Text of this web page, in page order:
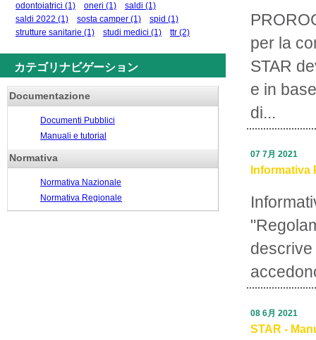
odontoiatrici (1) oneri (1) saldi (1)
saldi 2022 (1) sosta camper (1) spid (1)
strutture sanitarie (1) studi medici (1) ttr (2)
カテゴリナビゲーション
Documentazione
Documenti Pubblici
Manuali e tutorial
Normativa
Normativa Nazionale
Normativa Regionale
per la
STAR
e in
di...
Informativa
07 7月 2021
STAR -
08 6月 2021